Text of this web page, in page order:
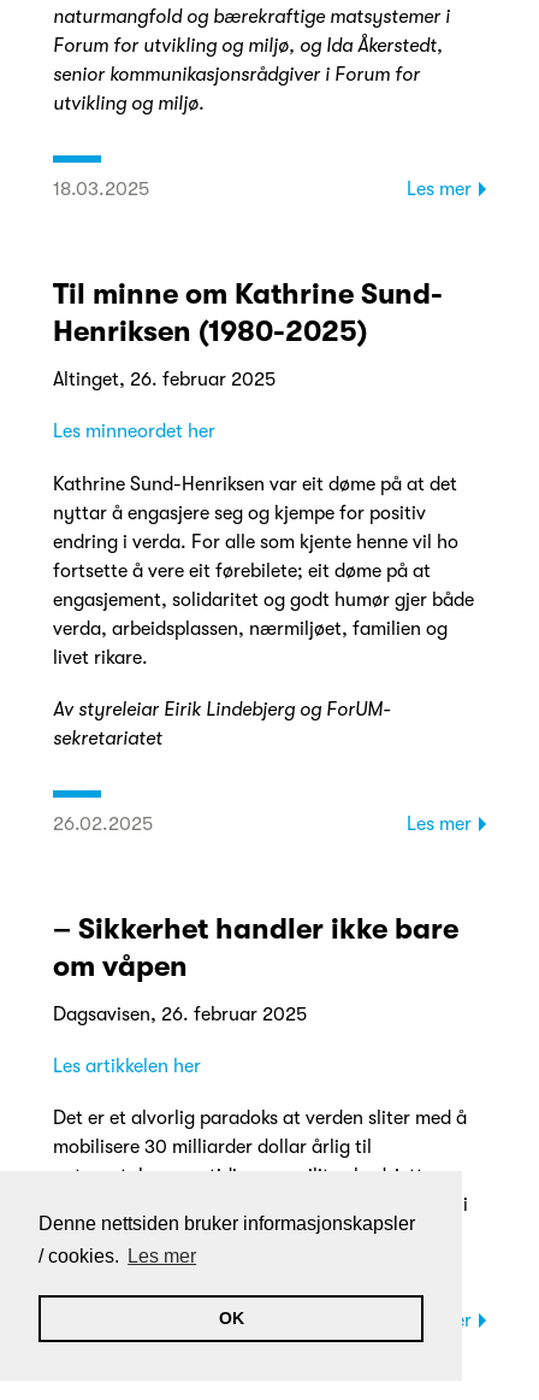
Denne nettsiden bruker informasjonskapsler
/ cookies.
Les mer
OK
naturmangfold og bærekraftige matsystemer i
Forum for utvikling og miljø, og Ida Åkerstedt,
senior kommunikasjonsrådgiver i Forum for
utvikling og miljø.
18.03.2025 Les mer
Til minne om Kathrine Sund-
Henriksen (1980-2025)
Altinget, 26. februar 2025
Les minneordet her
Kathrine Sund-Henriksen var eit døme på at det
nyttar å engasjere seg og kjempe for positiv
endring i verda. For alle som kjente henne vil ho
fortsette å vere eit førebilete; eit døme på at
engasjement, solidaritet og godt humør gjer både
verda, arbeidsplassen, nærmiljøet, familien og
livet rikare.
Av styreleiar Eirik Lindebjerg og ForUM-
sekretariatet
26.02.2025 Les mer
– Sikkerhet handler ikke bare
om våpen
Dagsavisen, 26. februar 2025
Les artikkelen her
Det er et alvorlig paradoks at verden sliter med å
mobilisere 30 milliarder dollar årlig til
naturavtalen, samtidig som militærbudsjettene
øker drastisk, sier Aron Halfen, leder for politikk i
Forum for utvikling og miljø (ForUM).
Les mer